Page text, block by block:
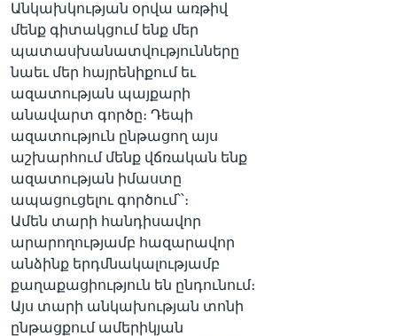
Անկախկության օրվա առթիվ
մենք գիտակցում ենք մեր
պատասխանատվությունները
նաեւ մեր հայրենիքում եւ
ազատության պայքարի
անավարտ գործը։ Դեպի
ազատություն ընթացող այս
աշխարհում մենք վճռական ենք
ազատության իմաստը
ապացուցելու գործում՝՝։
Ամեն տարի հանդիսավոր
արարողությամբ հազարավոր
անձինք երդմնակալությամբ
քաղաքացիություն են ընդունում։
Այս տարի անկախության տոնի
ընթացքում ամերիկյան